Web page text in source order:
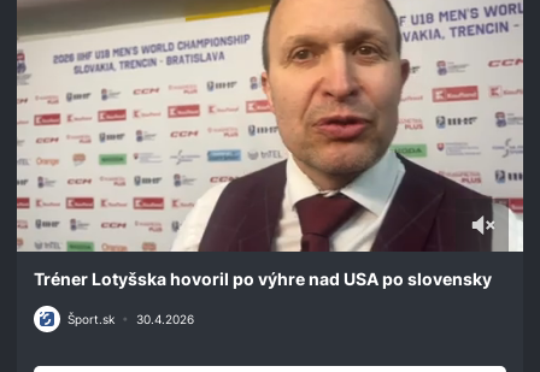
seconds
minutes,
Tréner Lotyšska hovoril po výhre nad USA po slovensky
Šport.sk • 30.4.2026